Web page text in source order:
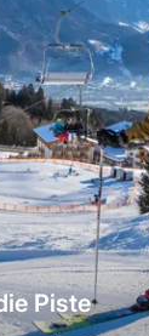
Piste